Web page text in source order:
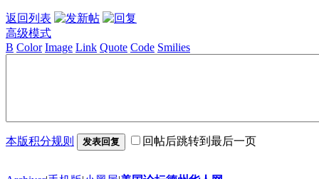
返回列表
高级模式
B Color Image Link Quote Code Smilies
本版积分规则 发表回复 回帖后跳转到最后一页